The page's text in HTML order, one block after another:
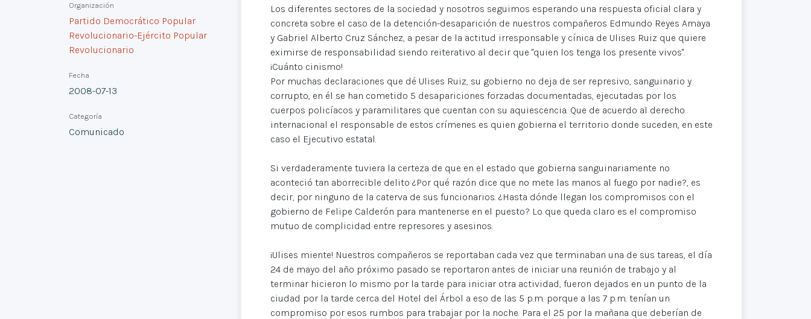
Organización
Partido Democrático Popular
Revolucionario-Ejército Popular
Revolucionario
Fecha
2008-07-13
Categoría
Comunicado
Los diferentes sectores de la sociedad y nosotros seguimos esperando una respuesta oficial clara y
concreta sobre el caso de la detención-desaparición de nuestros compañeros Edmundo Reyes Amaya
y Gabriel Alberto Cruz Sánchez, a pesar de la actitud irresponsable y cínica de Ulises Ruiz que quiere
eximirse de responsabilidad siendo reiterativo al decir que "quien los tenga los presente vivos".
¡Cuánto cinismo!
Por muchas declaraciones que dé Ulises Ruiz, su gobierno no deja de ser represivo, sanguinario y
corrupto, en él se han cometido 5 desapariciones forzadas documentadas, ejecutadas por los
cuerpos policíacos y paramilitares que cuentan con su aquiescencia. Que de acuerdo al derecho
internacional el responsable de estos crímenes es quien gobierna el territorio donde suceden, en este
caso el Ejecutivo estatal.
Si verdaderamente tuviera la certeza de que en el estado que gobierna sanguinariamente no
aconteció tan aborrecible delito ¿Por qué razón dice que no mete las manos al fuego por nadie?, es
decir, por ninguno de la caterva de sus funcionarios. ¿Hasta dónde llegan los compromisos con el
gobierno de Felipe Calderón para mantenerse en el puesto? Lo que queda claro es el compromiso
mutuo de complicidad entre represores y asesinos.
¡Ulises miente! Nuestros compañeros se reportaban cada vez que terminaban una de sus tareas, el día
24 de mayo del año próximo pasado se reportaron antes de iniciar una reunión de trabajo y al
terminar hicieron lo mismo por la tarde para iniciar otra actividad, fueron dejados en un punto de la
ciudad por la tarde cerca del Hotel del Árbol a eso de las 5 p.m. porque a las 7 p.m. tenían un
compromiso por esos rumbos para trabajar por la noche. Para el 25 por la mañana que deberían de